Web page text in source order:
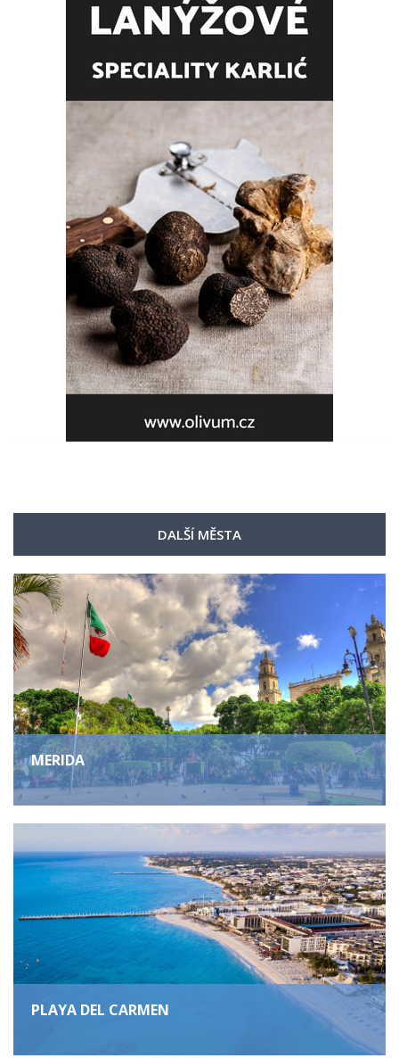
DALŠÍ MĚSTA
MERIDA
PLAYA DEL CARMEN